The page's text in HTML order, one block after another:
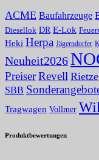
ACME Baufahrzeuge
Diesellok DR E-Lok
Heki Herpa Jägerndorfer
Neuheit2026
PreiserRevell Rietze
SBB
Tragwagen Vollmer
Produktbewertungen